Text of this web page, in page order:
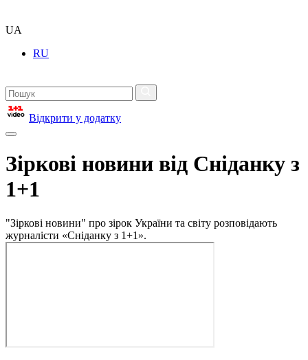
UA
RU
Відкрити у додатку
Зіркові новини від Сніданку з
1+1
"Зіркові новини" про зірок України та світу розповідають
журналісти «Сніданку з 1+1».